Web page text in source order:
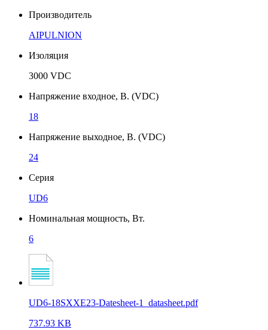
Производитель
AIPULNION
Изоляция
3000 VDC
Напряжение входное, В. (VDC)
18
Напряжение выходное, В. (VDC)
24
Серия
UD6
Номинальная мощность, Вт.
6
UD6-18SXXE23-Datesheet-1_datasheet.pdf
737.93 KB